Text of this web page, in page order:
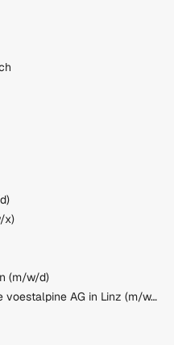
x)
(m/w/d)
Elektrobetriebstechniker:in für die voestalpine AG in Linz (m/w/d)